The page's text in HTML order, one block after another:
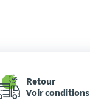
Retour
Voir conditions